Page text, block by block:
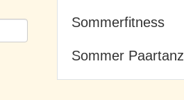
Sommerfitness
Sommer Paartanz